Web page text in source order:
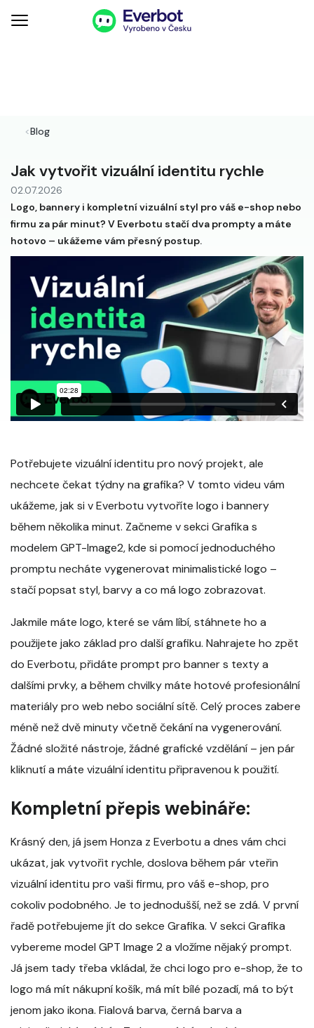
<Blog
Jak vytvořit vizuální identitu rychle
02.07.2026
Logo, bannery i kompletní vizuální styl pro váš e-shop nebo
firmu za pár minut? V Everbotu stačí dva prompty a máte
hotovo – ukážeme vám přesný postup.
Potřebujete vizuální identitu pro nový projekt, ale
nechcete čekat týdny na grafika? V tomto videu vám
ukážeme, jak si v Everbotu vytvoříte logo i bannery
během několika minut. Začneme v sekci Grafika s
modelem GPT-Image2, kde si pomocí jednoduchého
promptu necháte vygenerovat minimalistické logo –
stačí popsat styl, barvy a co má logo zobrazovat.
Jakmile máte logo, které se vám líbí, stáhnete ho a
použijete jako základ pro další grafiku. Nahrajete ho zpět
do Everbotu, přidáte prompt pro banner s texty a
dalšími prvky, a během chvilky máte hotové profesionální
materiály pro web nebo sociální sítě. Celý proces zabere
méně než dvě minuty včetně čekání na vygenerování.
Žádné složité nástroje, žádné grafické vzdělání – jen pár
kliknutí a máte vizuální identitu připravenou k použití.
Kompletní přepis webináře:
Krásný den, já jsem Honza z Everbotu a dnes vám chci
ukázat, jak vytvořit rychle, doslova během pár vteřin
vizuální identitu pro vaši firmu, pro váš e-shop, pro
cokoliv podobného. Je to jednodušší, než se zdá. V první
řadě potřebujeme jít do sekce Grafika. V sekci Grafika
vybereme model GPT Image 2 a vložíme nějaký prompt.
Já jsem tady třeba vkládal, že chci logo pro e-shop, že to
logo má mít nákupní košík, má mít bílé pozadí, má to být
jenom jako ikona. Fialová barva, černá barva a